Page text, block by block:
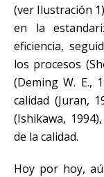
(ver Ilustración
en la
eficiencia,
los procesos
(Deming W. E.,
calidad (Juran,
(Ishikawa,
de la calidad.
Hoy por hoy,